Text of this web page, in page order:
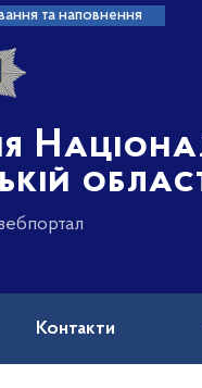
та наповнення
Контакти